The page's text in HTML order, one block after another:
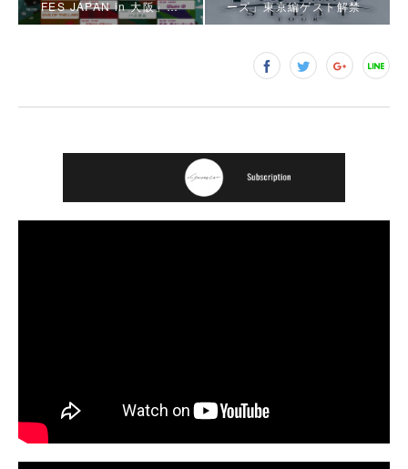
FES JAPAN in 大阪」…
ーズ」東京編ゲスト解禁